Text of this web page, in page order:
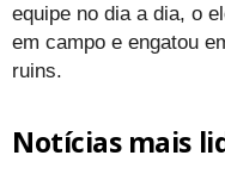
equipe no dia a dia, o
em campo e engatou
ruins.
Notícias mais